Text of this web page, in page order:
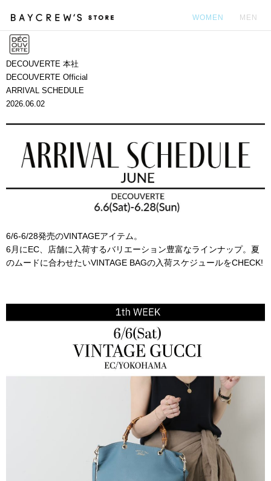
WOMEN MEN
DECOUVERTE 本社
DECOUVERTE Official
ARRIVAL SCHEDULE
2026.06.02
6/6-6/28発売のVINTAGEアイテム。
6月にEC、店舗に入荷するバリエーション豊富なラインナップ。夏
のムードに合わせたいVINTAGE BAGの入荷スケジュールをCHECK!